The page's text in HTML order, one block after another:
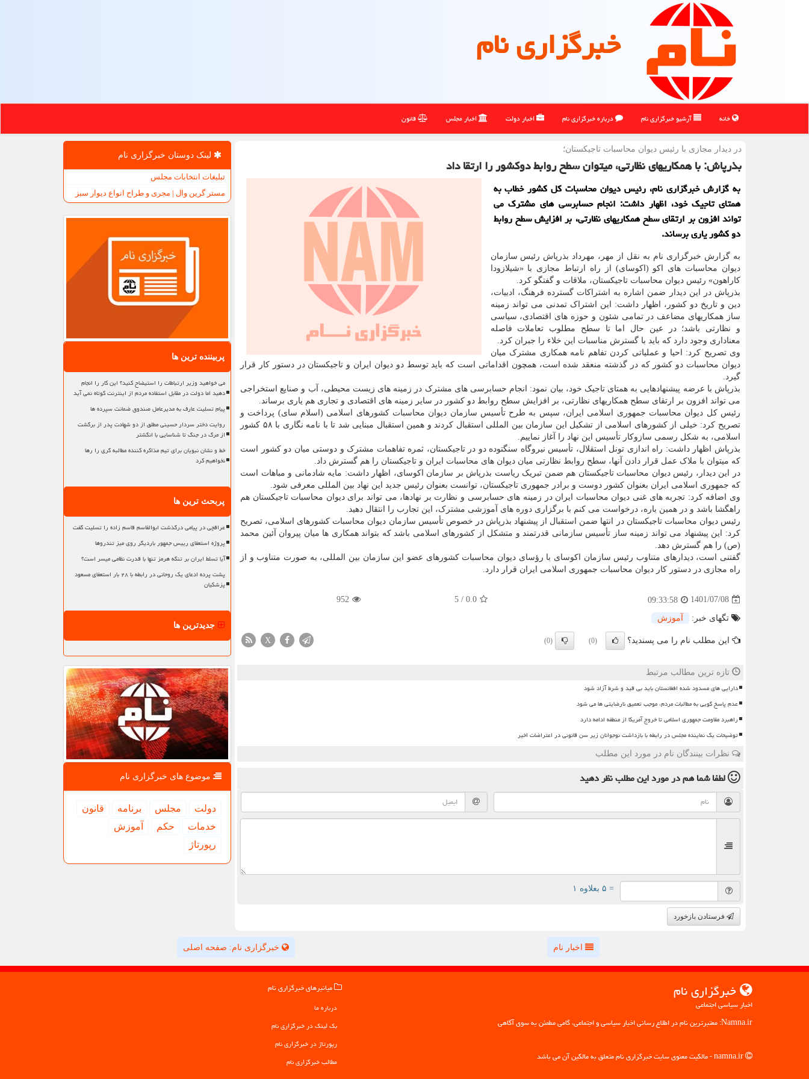
خبرگزاری نام
خانه آرشیو خبرگزاری نام درباره خبرگزاری نام اخبار دولت اخبار مجلس قانون
در دیدار مجازی با رئیس دیوان محاسبات تاجیكستان؛
بذرپاش: با همکاریهای نظارتی، میتوان سطح روابط دوکشور را ارتقا داد
به گزارش خبرگزاری نام، رئیس دیوان محاسبات کل کشور خطاب به
همتای تاجیک خود، اظهار داشت: انجام حسابرسی های مشترک می
تواند افزون بر ارتقای سطح همکاریهای نظارتی، بر افزایش سطح روابط
دو کشور یاری برساند.
به گزارش خبرگزاری نام به نقل از مهر، مهرداد بذرپاش رئیس سازمان
دیوان محاسبات های اکو (اکوسای) از راه ارتباط مجازی با «شیلازودا
کاراهون» رئیس دیوان محاسبات تاجیکستان، ملاقات و گفتگو کرد.
بذرپاش در این دیدار ضمن اشاره به اشتراکات گسترده فرهنگ، ادبیات،
دین و تاریخ دو کشور، اظهار داشت: این اشتراک تمدنی می تواند زمینه
ساز همکاریهای مضاعف در تمامی شئون و حوزه های اقتصادی، سیاسی
و نظارتی باشد؛ در عین حال اما تا سطح مطلوب تعاملات فاصله
معناداری وجود دارد که باید با گسترش مناسبات این خلاء را جبران کرد.
وی تصریح کرد: احیا و عملیاتی کردن تفاهم نامه همکاری مشترک میان
دیوان محاسبات دو کشور که در گذشته منعقد شده است، همچون اقداماتی است که باید توسط دو دیوان ایران و تاجیکستان در دستور کار قرار
گیرد.
بذرپاش با عرضه پیشنهادهایی به همتای تاجیک خود، بیان نمود: انجام حسابرسی های مشترک در زمینه های زیست محیطی، آب و صنایع استخراجی
می تواند افزون بر ارتقای سطح همکاریهای نظارتی، بر افزایش سطح روابط دو کشور در سایر زمینه های اقتصادی و تجاری هم یاری برساند.
رئیس کل دیوان محاسبات جمهوری اسلامی ایران، سپس به طرح تأسیس سازمان دیوان محاسبات کشورهای اسلامی (اسلام سای) پرداخت و
تصریح کرد: خیلی از کشورهای اسلامی از تشکیل این سازمان بین المللی استقبال کردند و همین استقبال مبنایی شد تا با نامه نگاری با ۵۸ کشور
اسلامی، به شکل رسمی سازوکار تأسیس این نهاد را آغاز نماییم.
بذرپاش اظهار داشت: راه اندازی تونل استقلال، تأسیس نیروگاه سنگتوده دو در تاجیکستان، ثمره تفاهمات مشترک و دوستی میان دو کشور است
که میتوان با ملاک عمل قرار دادن آنها، سطح روابط نظارتی میان دیوان های محاسبات ایران و تاجیکستان را هم گسترش داد.
در این دیدار، رئیس دیوان محاسبات تاجیکستان هم ضمن تبریک ریاست بذرپاش بر سازمان اکوسای، اظهار داشت: مایه شادمانی و مباهات است
که جمهوری اسلامی ایران بعنوان کشور دوست و برادر جمهوری تاجیکستان، توانست بعنوان رئیس جدید این نهاد بین المللی معرفی شود.
وی اضافه کرد: تجربه های غنی دیوان محاسبات ایران در زمینه های حسابرسی و نظارت بر نهادها، می تواند برای دیوان محاسبات تاجیکستان هم
راهگشا باشد و در همین باره، درخواست می کنم با برگزاری دوره های آموزشی مشترک، این تجارب را انتقال دهید.
رئیس دیوان محاسبات تاجیکستان در انتها ضمن استقبال از پیشنهاد بذرپاش در خصوص تأسیس سازمان دیوان محاسبات کشورهای اسلامی، تصریح
کرد: این پیشنهاد می تواند زمینه ساز تأسیس سازمانی قدرتمند و متشکل از کشورهای اسلامی باشد که بتواند همکاری ها میان پیروان آئین محمد
(ص) را هم گسترش دهد.
گفتنی است، دیدارهای متناوب رئیس سازمان اکوسای با رؤسای دیوان محاسبات کشورهای عضو این سازمان بین المللی، به صورت متناوب و از
راه مجازی در دستور کار دیوان محاسبات جمهوری اسلامی ایران قرار دارد.
1401/07/08
09:33:58
0.0
/
5
952
تگهای خبر: آموزش
این مطلب نام را می پسندید؟ (0)
(0)
X
تازه ترین مطالب مرتبط
دارایی های مسدود شده افغانستان باید بی قید و شرط آزاد شود
عدم پاسخ گویی به مطالبات مردم، موجب تعمیق نارضایتی ها می شود
راهبرد مقاومت جمهوری اسلامی تا خروج آمریکا از منطقه ادامه دارد
توضیحات یک نماینده مجلس در رابطه با بازداشت نوجوانان زیر سن قانونی در اعتراضات اخیر
نظرات بینندگان نام در مورد این مطلب
لطفا شما همدر مورد این مطلبنظر دهید
= ۵ بعلاوه ۱
فرستادن بازخورد
لینک دوستان خبرگزاری نام
تبلیغات انتخابات مجلس
مستر گرین وال | مجری و طراح انواع دیوار سبز
پربیننده ترین ها
می خواهید وزیر ارتباطات را استیضاح کنید؟ این کار را انجام
دهید اما دولت در مقابل استفاده مردم از اینترنت کوتاه نمی آید
پیام تسلیت عارف به مدیرعامل صندوق ضمانت سپرده ها
روایت دختر سردار حسینی مطلق از دو شهادت پدر از برگشت
از مرگ در جنگ تا شناسایی با انگشتر
خط و نشان نبویان برای تیم مذاکره کننده مطالبه گری را رها
نخواهیم کرد
پربحث ترین ها
عراقچی در پیامی درگذشت ابوالقاسم قاسم زاده را تسلیت گفت
پروژه استعفای رییس جمهور باردیگر روی میز تندروها
آیا تسلط ایران بر تنگه هرمز تنها با قدرت نظامی میسر است؟
پشت پرده ادعای یک روحانی در رابطه با ۲۸ بار استعفای مسعود
پزشکیان
جدیدترین ها
موضوع های خبرگزاری نام
دولت مجلس برنامه
قانون
خدمات
حكم
آموزش
رپورتاژ
اخبار نام خبرگزاری نام: صفحه اصلی
خبرگزاری نام
اخبار سیاسی اجتماعی
Namna.ir: معتبرترین نام در اطلاع رسانی اخبار سیاسی و اجتماعی، گامی مطمئن به سوی آگاهی
میانبرهای خبرگزاری نام
درباره ما
بک لینک در خبرگزاری نام
رپورتاژ در خبرگزاری نام
مطالب خبرگزاری نام